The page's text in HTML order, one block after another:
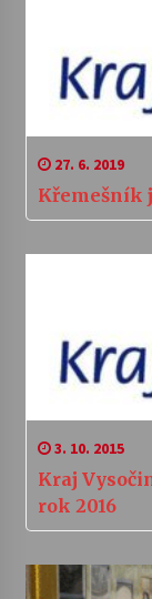
27. 6. 2019
Křemešník
3. 10. 2015
Kraj
rok 2016